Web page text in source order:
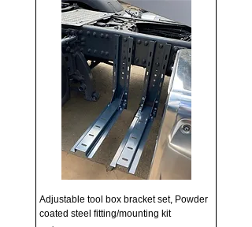
Adjustable tool box bracket set, Powder
coated steel fitting/mounting kit